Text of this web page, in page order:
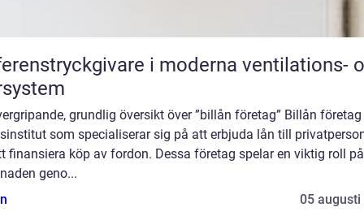
i moderna ventilations-
grundlig översikt över ”billån företag” Billån företag
som specialiserar sig på att erbjuda lån till
finansiera köp av fordon. Dessa företag spelar en viktig roll på
geno...
05 augusti